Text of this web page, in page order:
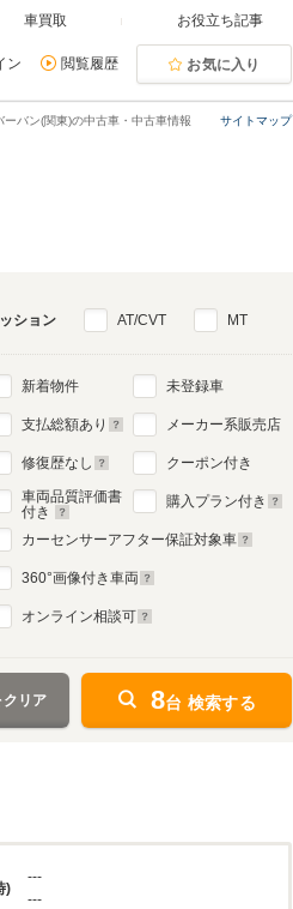
車買取 お役立ち記事
ン 閲覧履歴 お気に入り
サイトマップ
ーバン(関東)の中古車・中古車情報
ション AT/CVT MT
新着物件
支払総額あり
修復歴なし
車両品質評価書
付き
未登録車
メーカー系販売店
クーポン付き
購入プラン付き
カーセンサーアフター保証対象車
360°画像付き車両
オンライン相談可
リア 8台 検索する
)
---
---